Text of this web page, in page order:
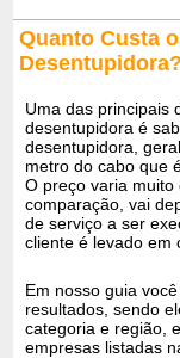
Quanto Custa
Desentupidora?
Uma das principais
desentupidora é
desentupidora,
metro do cabo que
O preço varia
comparação, vai
de serviço a ser
cliente é levado em
Em nosso guia
resultados, sendo
categoria e região,
empresas listadas